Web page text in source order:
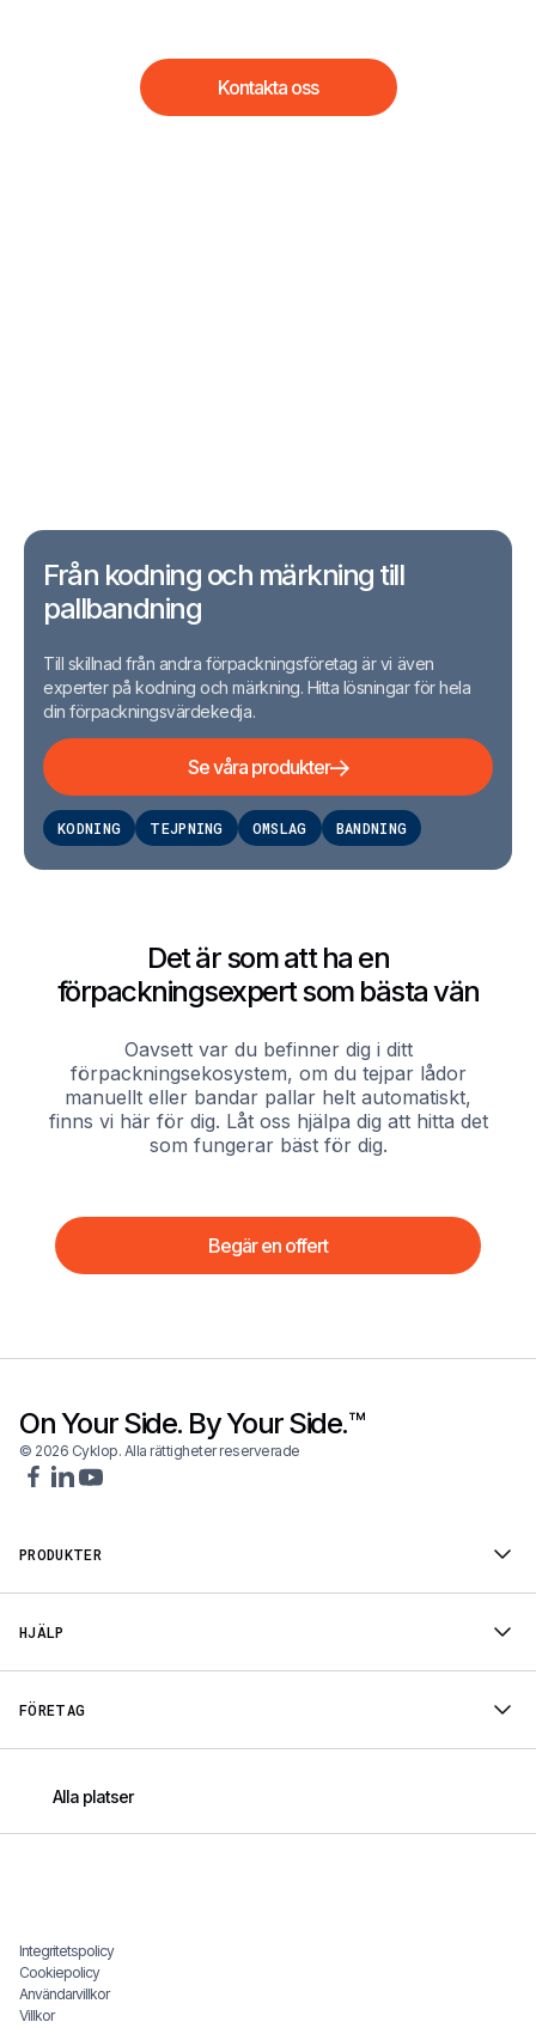
Kontakta oss
Från kodning och märkning till
pallbandning
Till skillnad från andra förpackningsföretag är vi även
experter på kodning och märkning. Hitta lösningar för hela
din förpackningsvärdekedja.
KODNING TEJPNING OMSLAG BANDNING
Se våra produkter
Det är som att ha en
förpackningsexpert som bästa vän
Oavsett var du befinner dig i ditt
förpackningsekosystem, om du tejpar lådor
manuellt eller bandar pallar helt automatiskt,
finns vi här för dig. Låt oss hjälpa dig att hitta det
som fungerar bäst för dig.
Begär en offert
On Your Side. By Your Side.™
© 2026 Cyklop. Alla rättigheter reserverade
PRODUKTER
HJÄLP
FÖRETAG
Alla platser
Integritetspolicy
Cookiepolicy
Användarvillkor
Villkor